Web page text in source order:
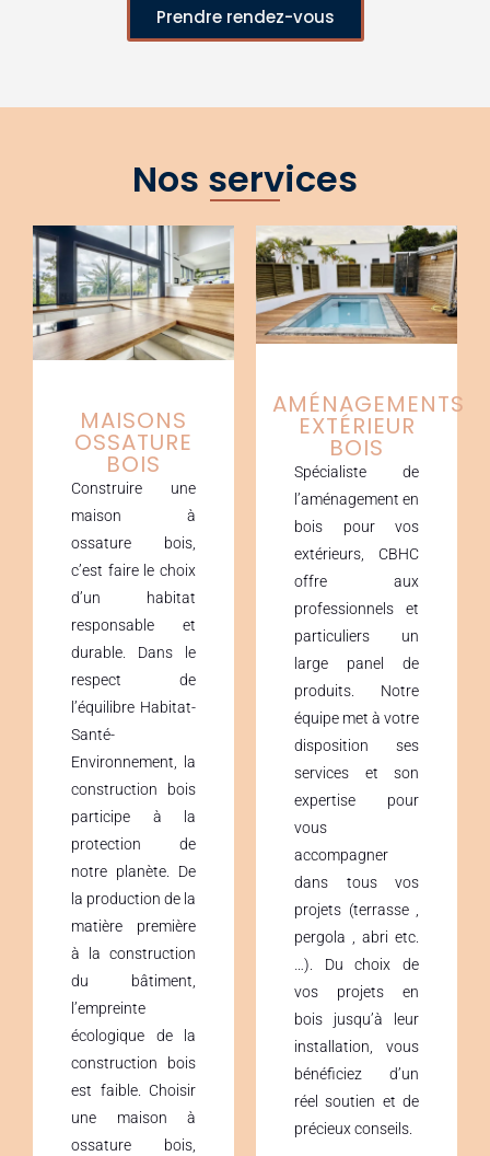
Prendre rendez-vous
Nos services
MAISONS
OSSATURE
BOIS
Construire une
maison à
ossature bois,
c’est faire le choix
d’un habitat
responsable et
durable. Dans le
respect de
l’équilibre Habitat-
Santé-
Environnement, la
construction bois
participe à la
protection de
notre planète. De
la production de la
matière première
à la construction
du bâtiment,
l’empreinte
écologique de la
construction bois
est faible. Choisir
une maison à
ossature bois,
AMÉNAGEMENTS
EXTÉRIEUR
BOIS
Spécialiste de
l’aménagement en
bois pour vos
extérieurs, CBHC
offre aux
professionnels et
particuliers un
large panel de
produits. Notre
équipe met à votre
disposition ses
services et son
expertise pour
vous
accompagner
dans tous vos
projets (terrasse ,
pergola , abri etc.
…). Du choix de
vos projets en
bois jusqu’à leur
installation, vous
bénéficiez d’un
réel soutien et de
précieux conseils.